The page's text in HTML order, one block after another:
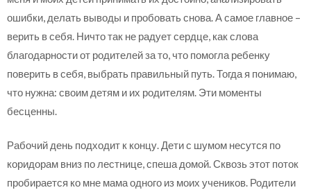
ошибки, делать выводы и пробовать снова. А самое главное –
верить в себя. Ничто так не радует сердце, как слова
благодарности от родителей за то, что помогла ребенку
поверить в себя, выбрать правильный путь. Тогда я понимаю,
что нужна: своим детям и их родителям. Эти моменты
бесценны.
Рабочий день подходит к концу. Дети с шумом несутся по
коридорам вниз по лестнице, спеша домой. Сквозь этот поток
пробирается ко мне мама одного из моих учеников. Родители